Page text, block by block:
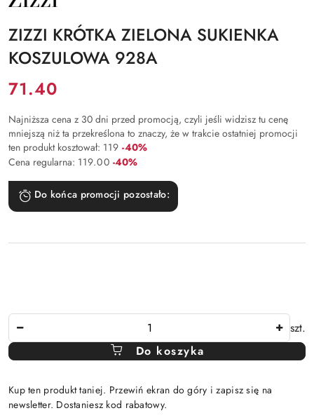
PRODUCENTA:
ZIZZI KRÓTKA ZIELONA SUKIENKA
KOSZULOWA 928A
Cena:
71.40
Najniższa cena z 30 dni przed promocją, czyli jeśli widzisz tu cenę
mniejszą niż ta przekreślona to znaczy, że w trakcie ostatniej promocji
ten produkt kosztował: 119 Rabat:
-40%
Cena regularna: 119.00 Rabat:
-40%
Do końca promocji pozostało:
szt.
Do koszyka
Kup ten produkt taniej. Przewiń ekran do góry i zapisz się na
newsletter. Dostaniesz kod rabatowy.